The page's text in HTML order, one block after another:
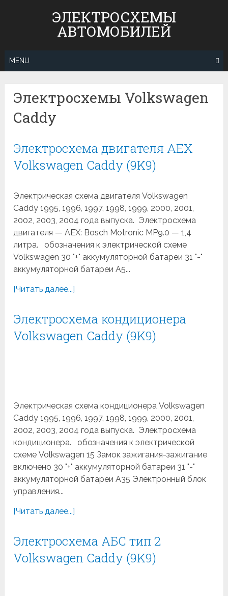
ЭЛЕКТРОСХЕМЫ
АВТОМОБИЛЕЙ
MENU
Электросхемы Volkswagen
Caddy
Электросхема двигателя AEX
Volkswagen Caddy (9K9)
Электрическая схема двигателя Volkswagen
Caddy 1995, 1996, 1997, 1998, 1999, 2000, 2001,
2002, 2003, 2004 года выпуска. Электросхема
двигателя — AEX: Bosch Motronic MP9.0 — 1,4
литра. обозначения к электрической схеме
Volkswagen 30 "+" аккумуляторной батареи 31 "-"
аккумуляторной батареи A5...
[Читать далее...]
Электросхема кондиционера
Volkswagen Caddy (9K9)
Электрическая схема кондиционера Volkswagen
Caddy 1995, 1996, 1997, 1998, 1999, 2000, 2001,
2002, 2003, 2004 года выпуска. Электросхема
кондиционера. обозначения к электрической
схеме Volkswagen 15 Замок зажигания-зажигание
включено 30 "+" аккумуляторной батареи 31 "-"
аккумуляторной батареи A35 Электронный блок
управления...
[Читать далее...]
Электросхема АБС тип 2
Volkswagen Caddy (9K9)